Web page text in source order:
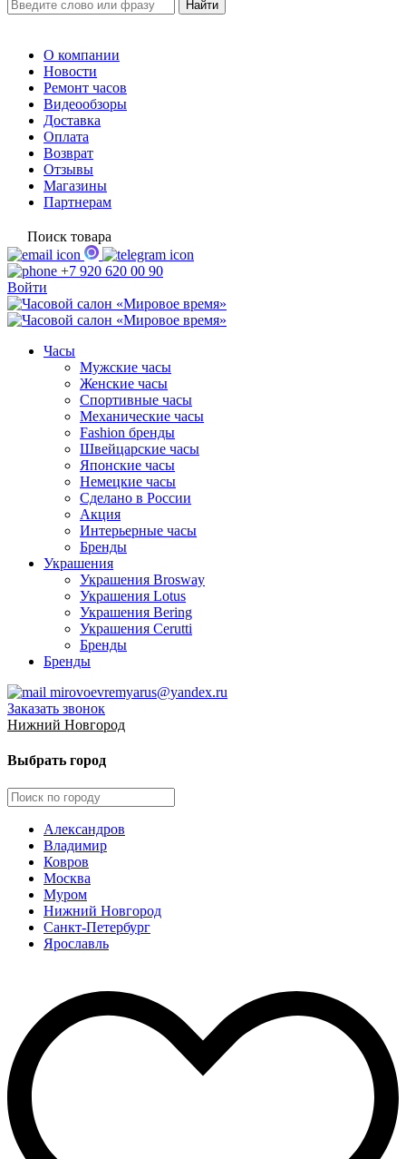
О компании
Новости
Ремонт часов
Видеообзоры
Доставка
Оплата
Возврат
Отзывы
Магазины
Партнерам
Поиск товара
+7 920 620 00 90
Войти
Часы
Мужские часы
Женские часы
Спортивные часы
Механические часы
Fashion бренды
Швейцарские часы
Японские часы
Немецкие часы
Сделано в России
Акция
Интерьерные часы
Бренды
Украшения
Украшения Brosway
Украшения Lotus
Украшения Bering
Украшения Cerutti
Бренды
Бренды
mirovoevremyarus@yandex.ru
Заказать звонок
Нижний Новгород
Выбрать город
Александров
Владимир
Ковров
Москва
Муром
Нижний Новгород
Санкт-Петербург
Ярославль